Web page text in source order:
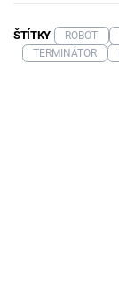
ŠTÍTKY ROBOT
TERMINÁTOR